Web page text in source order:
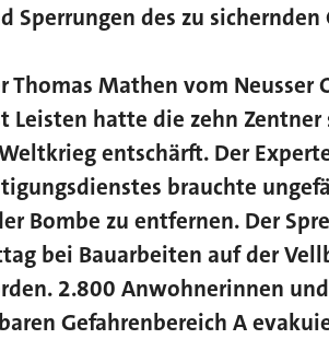
Sperrungen des zu sichernden
Thomas Mathen vom
Leisten hatte die zehn
entschärft. Der
brauchte
Bombe zu entfernen. Der
bei Bauarbeiten auf der
2.800 Anwohnerinnen
Gefahrenbereich A